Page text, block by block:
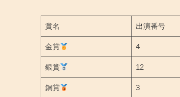
賞名 出演番号
金賞 4
銀賞 12
銅賞 3